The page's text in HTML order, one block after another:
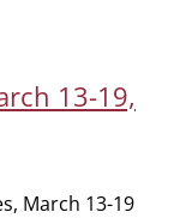
13-19,
March 13-19